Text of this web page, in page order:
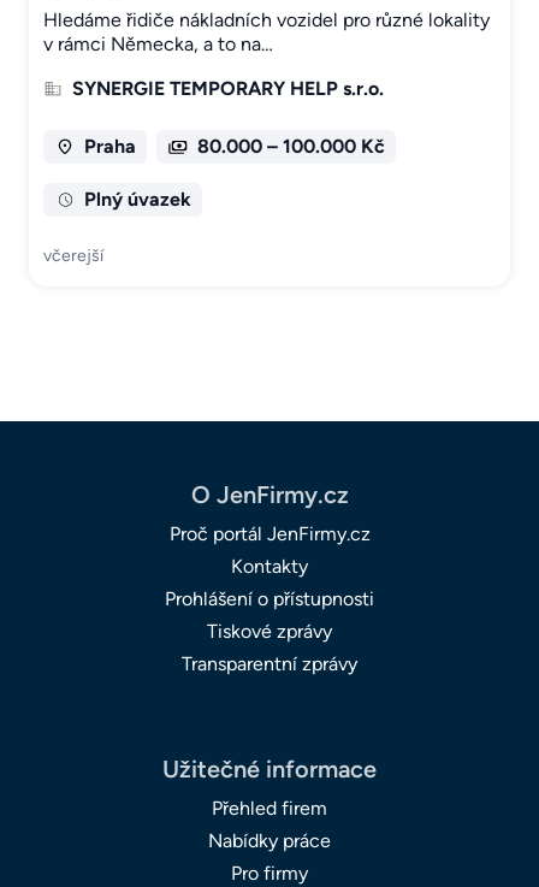
Hledáme řidiče nákladních vozidel pro různé lokality
v rámci Německa, a to na…
SYNERGIE TEMPORARY HELP s.r.o.
Praha 80.000 – 100.000 Kč
Plný úvazek
včerejší
O JenFirmy.cz
Proč portál JenFirmy.cz
Kontakty
Prohlášení o přístupnosti
Tiskové zprávy
Transparentní zprávy
Užitečné informace
Přehled firem
Nabídky práce
Pro firmy